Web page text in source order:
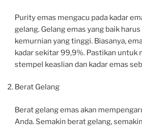
Purity emas mengacu pada kadar
gelang. Gelang emas yang baik
kemurnian yang tinggi. Biasanya,
kadar sekitar 99,9%. Pastikan untuk
stempel keaslian dan kadar emas
Berat Gelang
Berat gelang emas akan
Anda. Semakin berat gelang,